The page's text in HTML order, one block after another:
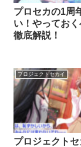
プロセカの1周
い！やってお
徹底解説！
プロジェクトセカイ
プロジェクトセ